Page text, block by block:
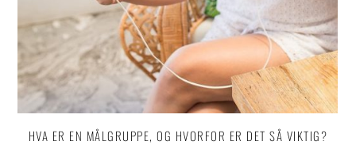
HVA ER EN MÅLGRUPPE, OG HVORFOR ER DET SÅ VIKTIG?